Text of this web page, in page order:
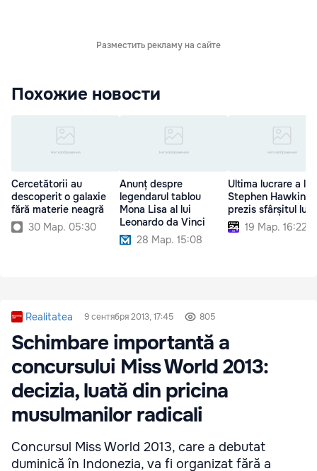
Разместить рекламу на сайте
Похожие новости
Cercetătorii au
descoperit o galaxie
fără materie neagră
30 Мар. 05:30
Anunț despre
legendarul tablou
Mona Lisa al lui
Leonardo da Vinci
28 Мар. 15:08
Ultima lucrare a lui
Stephen Hawking.
prezis sfârșitul
19 Мар. 16:22
Realitatea 9 сентября 2013, 17:45 805
Schimbare importantă a
concursului Miss World 2013:
decizia, luată din pricina
musulmanilor radicali
Concursul Miss World 2013, care a debutat
duminică în Indonezia, va fi organizat fără a